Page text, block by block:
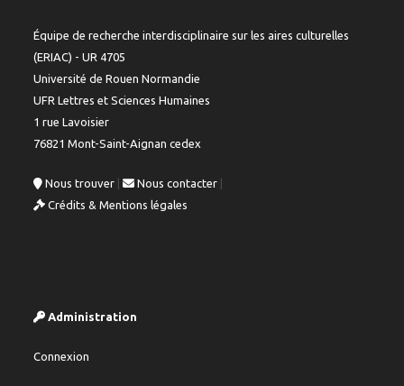
Équipe de recherche interdisciplinaire sur les aires culturelles
(ERIAC) - UR 4705
Université de Rouen Normandie
UFR Lettres et Sciences Humaines
1 rue Lavoisier
76821 Mont-Saint-Aignan cedex
Nous trouver | Nous contacter
Crédits & Mentions légales
Administration
Connexion